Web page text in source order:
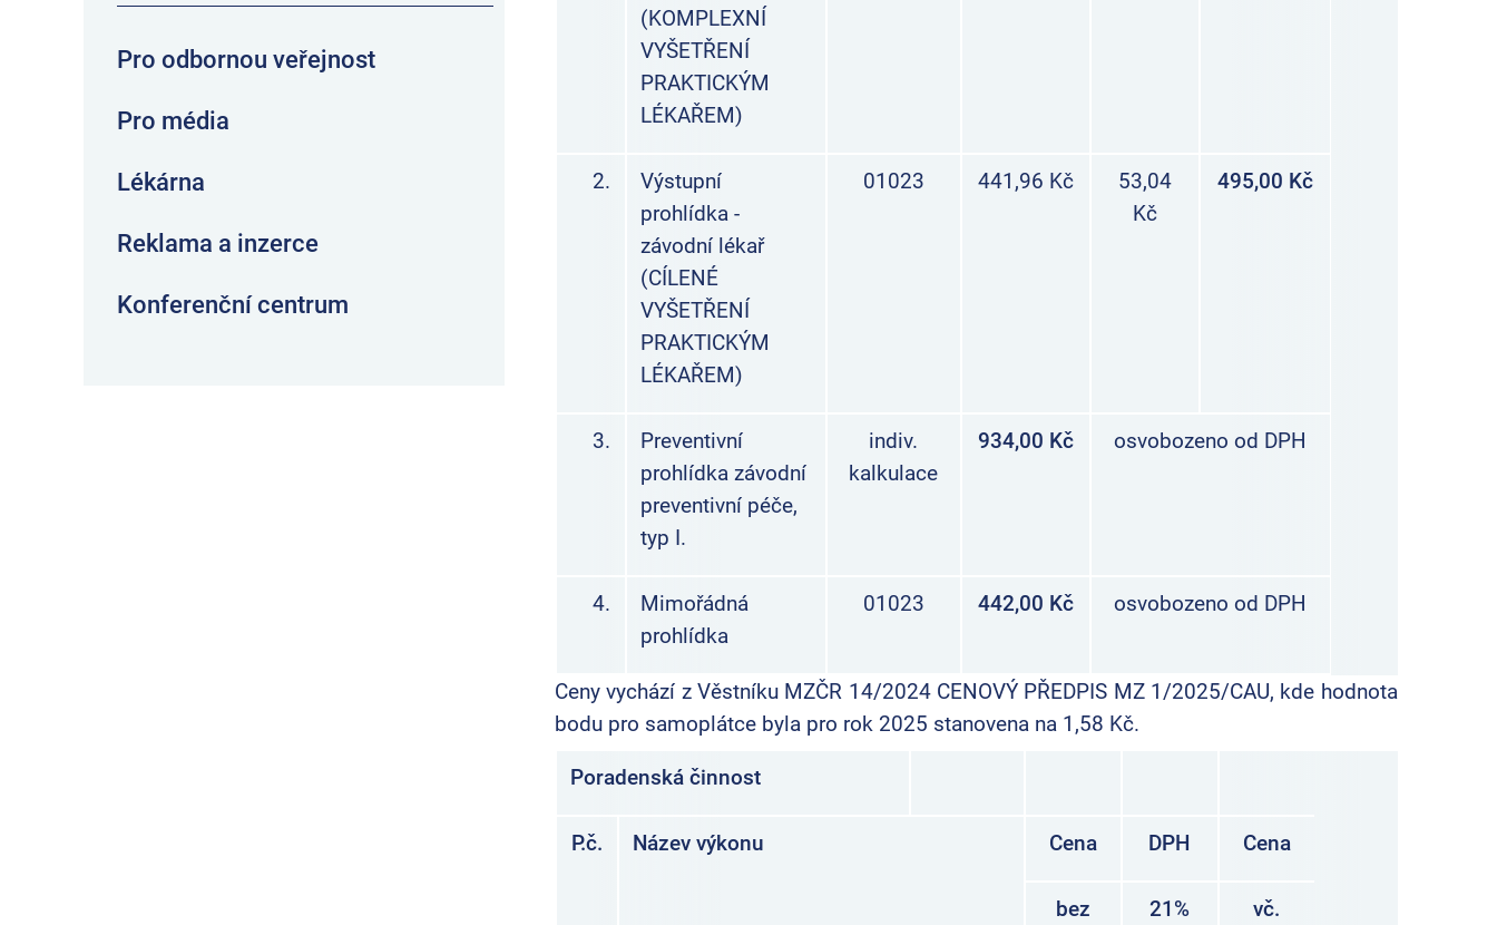
(KOMPLEXNÍ
VYŠETŘENÍ
PRAKTICKÝM
LÉKAŘEM)
2.
Výstupní
prohlídka -
závodní lékař
(CÍLENÉ
VYŠETŘENÍ
PRAKTICKÝM
LÉKAŘEM)
01023 441,96 Kč
53,04
Kč
495,00 Kč
3.
Preventivní
prohlídka závodní
preventivní péče,
typ I.
indiv.
kalkulace
934,00 Kč osvobozeno od DPH
4.
Mimořádná
prohlídka
01023 442,00 Kč osvobozeno od DPH
Ceny vychází z Věstníku MZČR 14/2024 CENOVÝ PŘEDPIS MZ 1/2025/CAU, kde hodnota
bodu pro samoplátce byla pro rok 2025 stanovena na 1,58 Kč.
Poradenská činnost
P.č. Název výkonu Cena DPH Cena
bez
21%
vč.
Pro odbornou veřejnost
Pro média
Lékárna
Reklama a inzerce
Konferenční centrum